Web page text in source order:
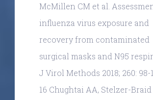
McMillen CM et al.
influenza virus exposure and
recovery from contaminated
surgical masks and N95
J Virol Methods 2018; 260: 98-
16 Chughtai AA, Stelzer-Braid